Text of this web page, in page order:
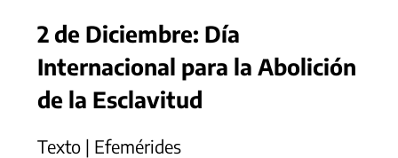
2 de Diciembre: Día
Internacional para la Abolición
de la Esclavitud
Texto | Efemérides